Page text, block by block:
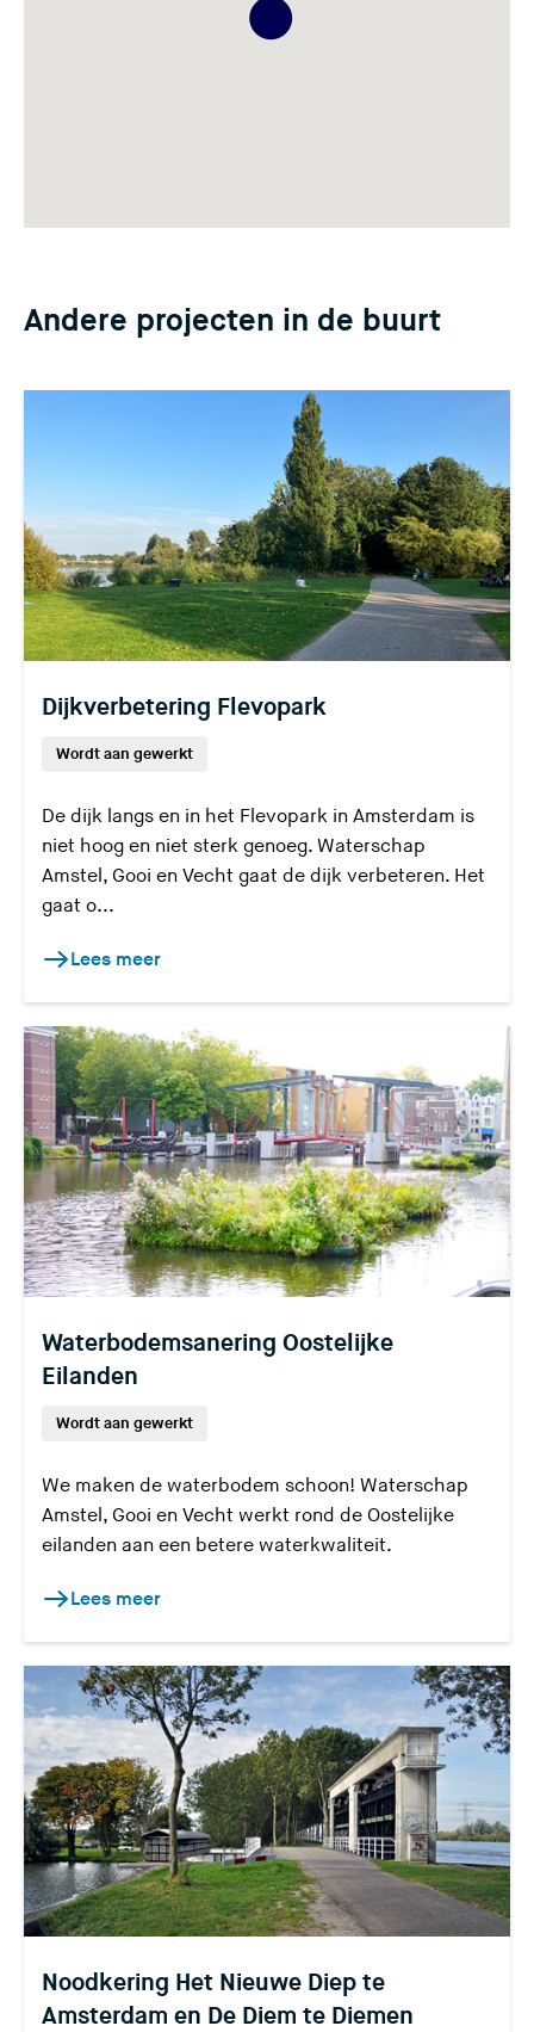
Andere projecten in de buurt
Dijkverbetering Flevopark
Wordt aan gewerkt
De dijk langs en in het Flevopark in Amsterdam is
niet hoog en niet sterk genoeg. Waterschap
Amstel, Gooi en Vecht gaat de dijk verbeteren. Het
gaat o...
Lees meer
Waterbodemsanering Oostelijke
Eilanden
Wordt aan gewerkt
We maken de waterbodem schoon! Waterschap
Amstel, Gooi en Vecht werkt rond de Oostelijke
eilanden aan een betere waterkwaliteit.
Lees meer
Noodkering Het Nieuwe Diep te
Amsterdam en De Diem te Diemen